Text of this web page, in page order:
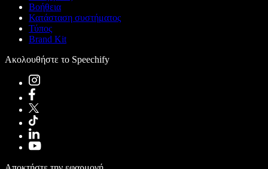
Βοήθεια
Κατάσταση συστήματος
Τύπος
Brand Kit
Ακολουθήστε το Speechify